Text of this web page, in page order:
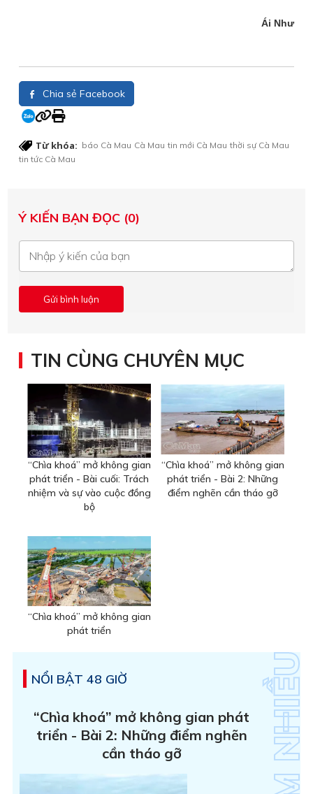
Ái Như
Chia sẻ Facebook
Từ khóa: báo Cà Mau Cà Mau tin mới Cà Mau thời sự Cà Mau
tin tức Cà Mau
Ý KIẾN BẠN ĐỌC (0)
TIN CÙNG CHUYÊN MỤC
“Chìa khoá” mở không gian
phát triển - Bài cuối: Trách
nhiệm và sự vào cuộc đồng
bộ
“Chìa khoá” mở không gian
phát triển - Bài 2: Những
điểm nghẽn cần tháo gỡ
“Chìa khoá” mở không gian
phát triển
NỔI BẬT 48 GIỜ
“Chìa khoá” mở không gian phát
triển - Bài 2: Những điểm nghẽn
cần tháo gỡ